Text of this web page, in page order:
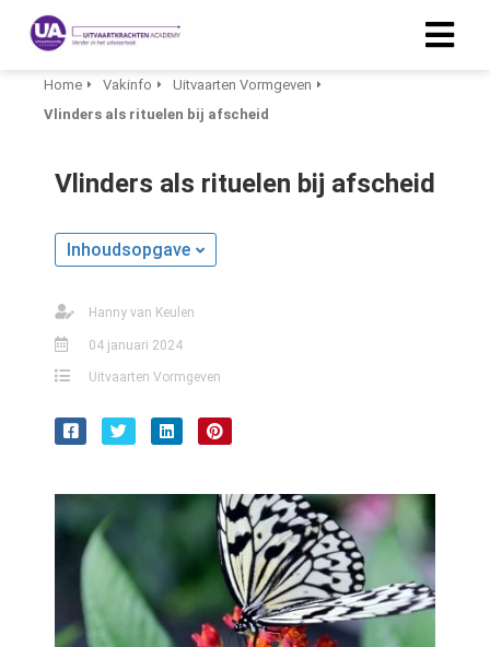
Home Vakinfo
Uitvaarten Vormgeven
Vlinders als rituelen bij afscheid
Vlinders als rituelen bij afscheid
Inhoudsopgave
Hanny van Keulen
04 januari 2024
Uitvaarten Vormgeven
om
gebruikt
kan de